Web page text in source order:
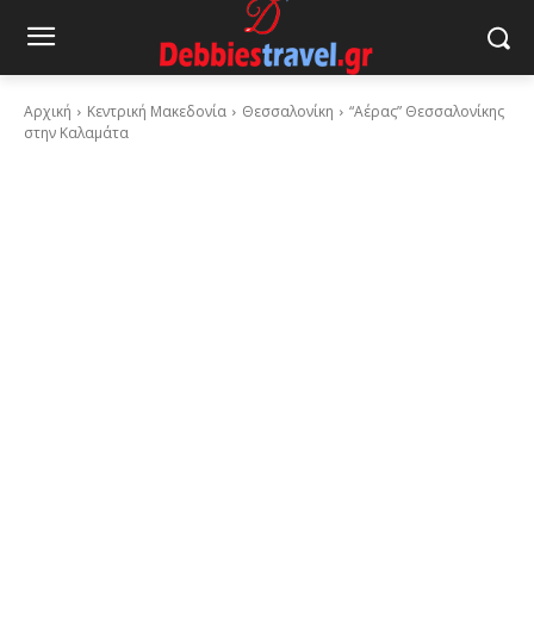
Αρχική Κεντρική Μακεδονία Θεσσαλονίκη
“Αέρας” Θεσσαλονίκης
στην Καλαμάτα